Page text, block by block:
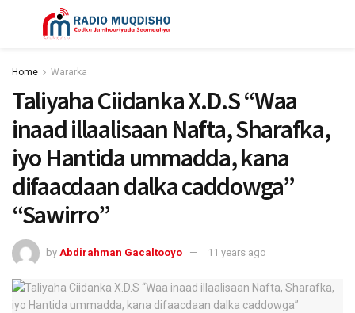
Home Wararka
Taliyaha Ciidanka X.D.S “Waa
inaad illaalisaan Nafta, Sharafka,
iyo Hantida ummadda, kana
difaacdaan dalka caddowga”
“Sawirro”
by Abdirahman Gacaltooyo 11 years ago